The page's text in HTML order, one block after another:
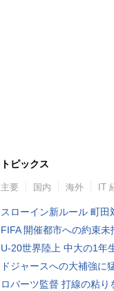
トピックス
主要 国内 海外 IT
スローイン新ルール 町田
FIFA 開催都市への約束未
U-20世界陸上 中大の1年
ドジャースへの大補強に
ロバーツ監督 打線の粘り